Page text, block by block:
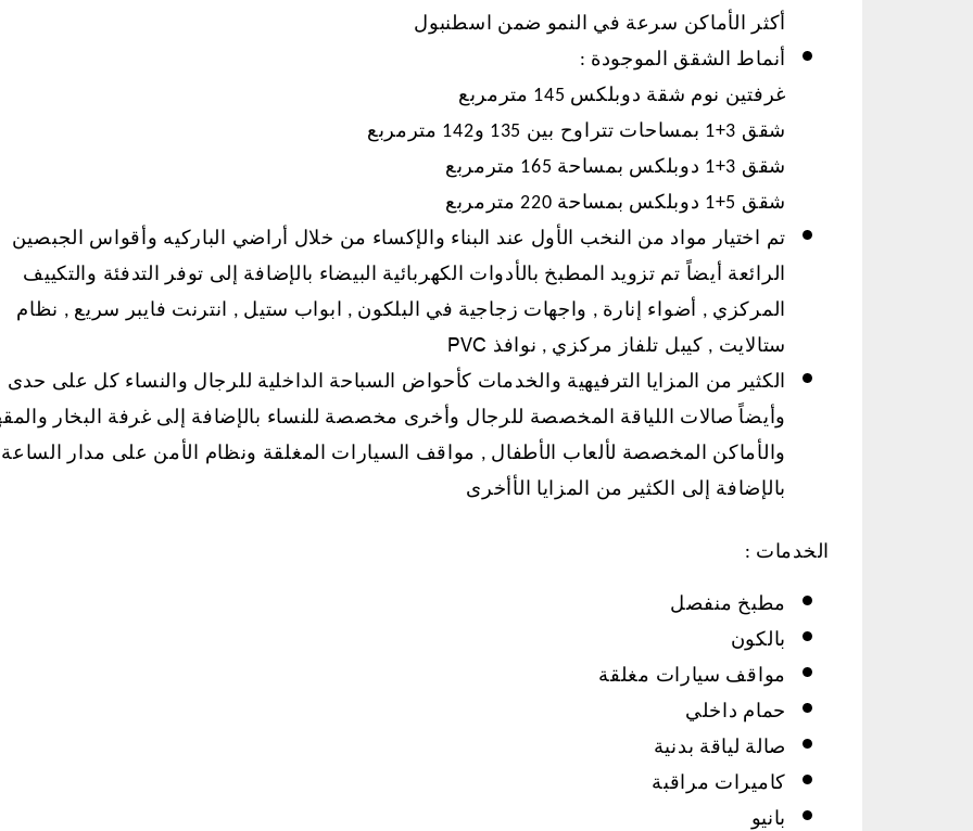
أكثر الأماكن سرعة في النمو ضمن اسطنبول
أنماط الشقق الموجودة :
غرفتين نوم شقة دوبلكس 145 مترمربع
شقق 3+1 بمساحات تتراوح بين 135 و142 مترمربع
شقق 3+1 دوبلكس بمساحة 165 مترمربع
شقق 5+1 دوبلكس بمساحة 220 مترمربع
تم اختيار مواد من النخب الأول عند البناء والإكساء من خلال أراضي الباركيه وأقواس الجبصين
الرائعة أيضاً تم تزويد المطبخ بالأدوات الكهربائية البيضاء بالإضافة إلى توفر التدفئة والتكييف
المركزي , أضواء إنارة , واجهات زجاجية في البلكون , ابواب ستيل , انترنت فايبر سريع , نظام
ستالايت , كيبل تلفاز مركزي , نوافذ PVC
الكثير من المزايا الترفيهية والخدمات كأحواض السباحة الداخلية للرجال والنساء كل على حدى
وأيضاً صالات اللياقة المخصصة للرجال وأخرى مخصصة للنساء بالإضافة إلى غرفة البخار
والأماكن المخصصة لألعاب الأطفال , مواقف السيارات المغلقة ونظام الأمن على مدار الساعة
بالإضافة إلى الكثير من المزايا الأأخرى
الخدمات :
مطبخ منفصل
بالكون
مواقف سيارات مغلقة
حمام داخلي
صالة لياقة بدنية
كاميرات مراقبة
بانيو